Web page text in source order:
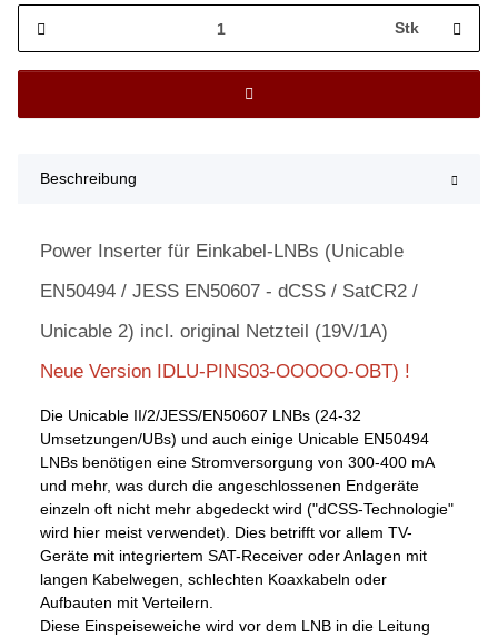
Stk
Beschreibung
Power Inserter für Einkabel-LNBs (Unicable
EN50494 / JESS EN50607 - dCSS / SatCR2 /
Unicable 2) incl. original Netzteil (19V/1A)
Neue Version IDLU-PINS03-OOOOO-OBT) !
Die Unicable II/2/JESS/EN50607 LNBs (24-32
Umsetzungen/UBs) und auch einige Unicable EN50494
LNBs benötigen eine Stromversorgung von 300-400 mA
und mehr, was durch die angeschlossenen Endgeräte
einzeln oft nicht mehr abgedeckt wird ("dCSS-Technologie"
wird hier meist verwendet). Dies betrifft vor allem TV-
Geräte mit integriertem SAT-Receiver oder Anlagen mit
langen Kabelwegen, schlechten Koaxkabeln oder
Aufbauten mit Verteilern.
Diese Einspeiseweiche wird vor dem LNB in die Leitung